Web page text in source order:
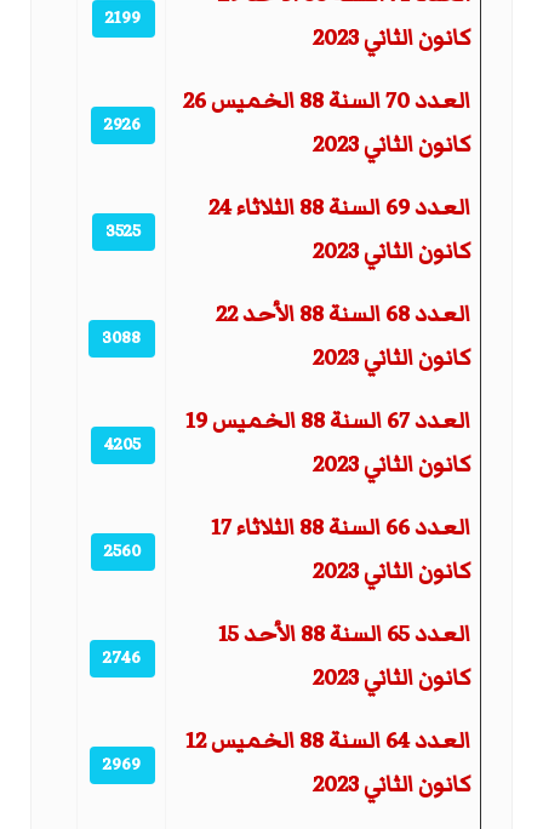
كانون الثاني 2023
2199
العدد 70 السنة 88 الخميس 26
كانون الثاني 2023
2926
العدد 69 السنة 88 الثلاثاء 24
كانون الثاني 2023
3525
العدد 68 السنة 88 الأحد 22
كانون الثاني 2023
3088
العدد 67 السنة 88 الخميس 19
كانون الثاني 2023
4205
العدد 66 السنة 88 الثلاثاء 17
كانون الثاني 2023
2560
العدد 65 السنة 88 الأحد 15
كانون الثاني 2023
2746
العدد 64 السنة 88 الخميس 12
كانون الثاني 2023
2969